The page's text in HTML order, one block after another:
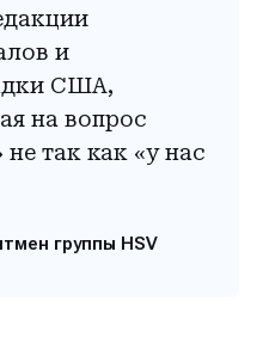
и
США,
на вопрос
так как «у нас
группы HSV